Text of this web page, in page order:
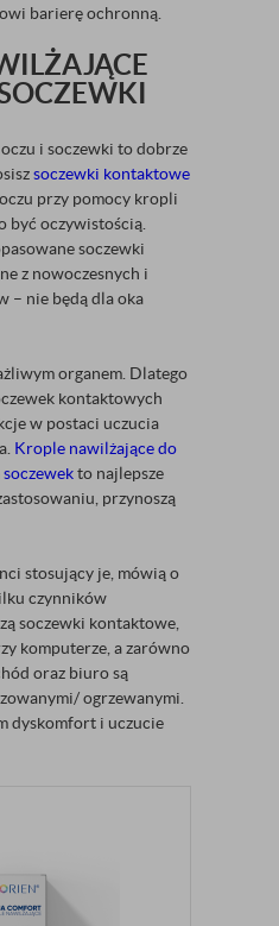
barierę ochronną.
i soczewki to dobrze
soczewki kontaktowe
przy pomocy kropli
być oczywistością.
soczewki
z nowoczesnych i
– nie będą dla oka
organem. Dlatego
kontaktowych
w postaci uczucia
Krople nawilżające do
to najlepsze
przynoszą
stosujący je, mówią o
czynników
soczewki kontaktowe,
komputerze, a zarówno
oraz biuro są
ogrzewanymi.
dyskomfort i uczucie